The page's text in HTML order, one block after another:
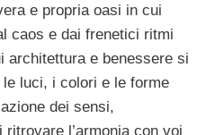
e propria oasi in cui
caos e dai frenetici ritmi
architettura e benessere si
luci, i colori e le forme
dei sensi,
l’armonia con voi